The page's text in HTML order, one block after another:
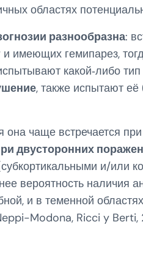
областях
разнообразна:
и имеющих гемипарез,
какой‑либо тип
, также испытают
она чаще встречается
двусторонних
и/или
вероятность наличия
и в теменной
Modona, Ricci y